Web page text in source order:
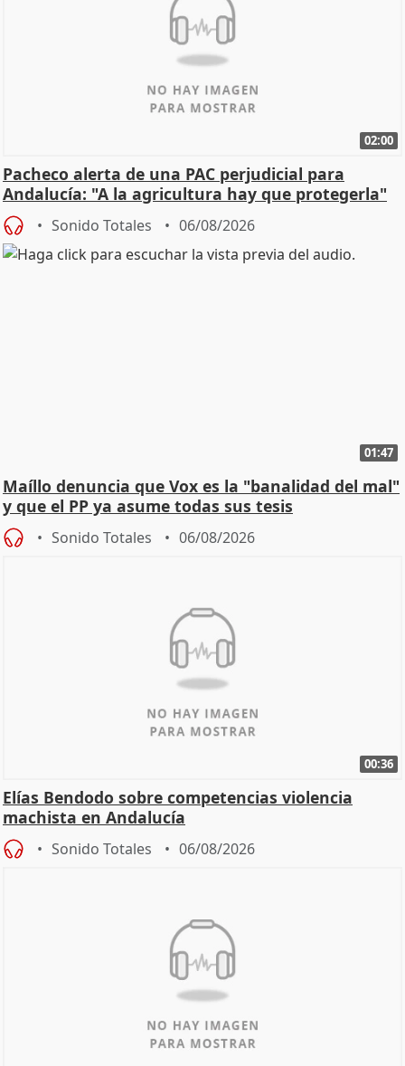
02:00
Pacheco alerta de una PAC perjudicial para
Andalucía: "A la agricultura hay que protegerla"
Sonido Totales 06/08/2026
01:47
Maíllo denuncia que Vox es la "banalidad del mal"
y que el PP ya asume todas sus tesis
Sonido Totales 06/08/2026
00:36
Elías Bendodo sobre competencias violencia
machista en Andalucía
Sonido Totales 06/08/2026